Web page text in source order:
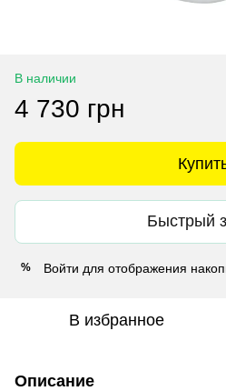
В наличии
4 730 грн
Быстрый
% Войти для отображения
В избранное
Описание